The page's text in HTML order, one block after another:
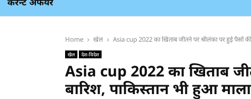
Home खेल Asia cup 2022 का खिताब जीतने पर श्रीलंका पर हुई पैसों
खेल देश-विदेश
Asia cup 2022 का खिताब
बारिश, पाकिस्तान भी हुआ